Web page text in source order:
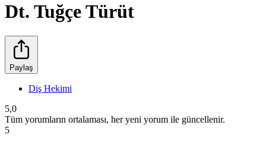
Dt. Tuğçe Türüt
Paylaş
Diş Hekimi
5,0
Tüm yorumların ortalaması, her yeni yorum ile güncellenir.
5